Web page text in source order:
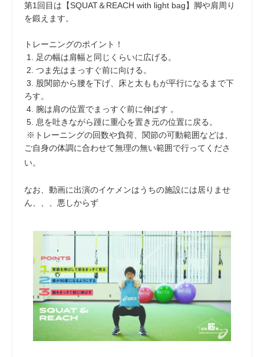
第1回目は【SQUAT＆REACH with light bag】脚や肩周り
を鍛えます。
トレーニングのポイント！
1. 足の幅は肩幅と同じくらいに広げる。
2. つま先はまっすぐ前に向ける。
3. 股関節から腰を下げ、床と太ももが平行になるまで下
ろす。
4. 腕は肩の位置でまっすぐ前に伸ばす 。
5. 息を吐きながら踵に重心を置き元の位置に戻る。
※トレーニングの回数や負荷、関節の可動範囲などは、
ご自身の体調に合わせて無理の無い範囲で行ってくださ
い。
なお、動画に出演のイケメンはうちの施設には居りませ
ん、、、悪しからず